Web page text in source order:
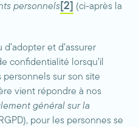
personnels[2] (ci-après la
et d’assurer
confidentialité lorsqu’il
sur son site
vient répondre à nos
général sur la
pour les personnes se